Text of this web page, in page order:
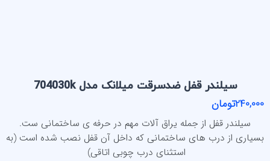
سیلندر قفل ضدسرقت میلانک مدل 704030k
240,000تومان
سیلندر قفل از جمله یراق آلات مهم در حرفه ی ساختمانی ست.
بسیاری از درب های ساختمانی که داخل آن قفل نصب شده است (به
استثنای درب چوبی اتاقی)